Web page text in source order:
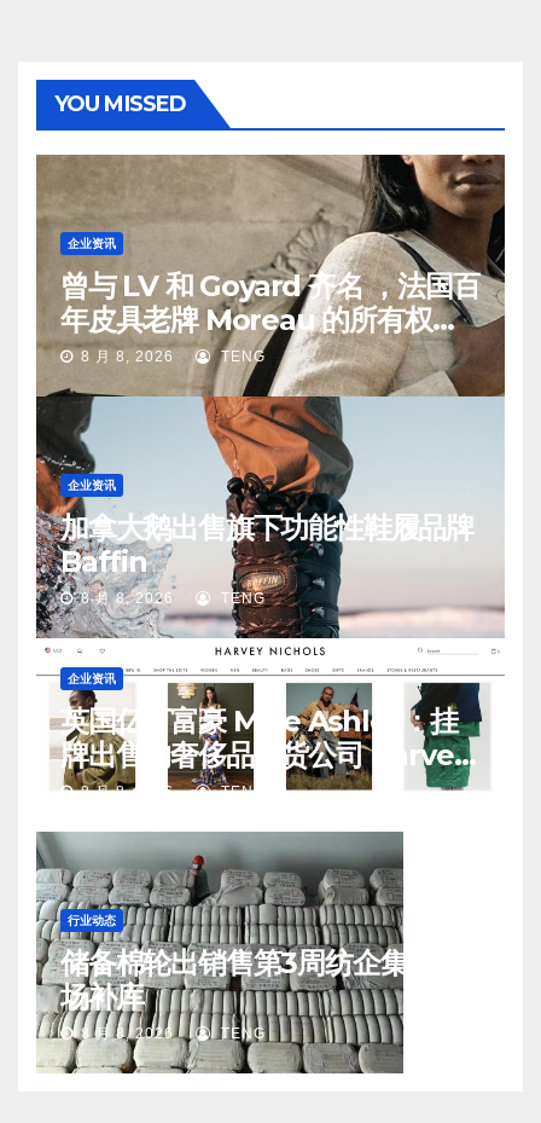
YOU MISSED
企业资讯
曾与 LV 和 Goyard 齐名 ，法国百
年皮具老牌 Moreau 的所有权易
手8 月 8, 2026 TENG
企业资讯
加拿大鹅出售旗下功能性鞋履品牌
Baffin
8 月 8, 2026 TENG
企业资讯
英国亿万富豪 Mike Ashley：挂
牌出售的奢侈品百货公司 Harvey
Nichols 正陷入“死亡螺旋”
8 月 8, 2026 TENG
行业动态
储备棉轮出销售第3周纺企集中入
场补库
8 月 8, 2026 TENG